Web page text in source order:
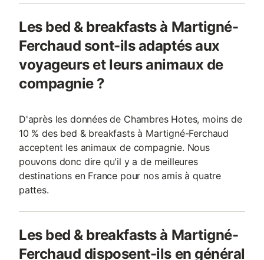
Les bed & breakfasts à Martigné-
Ferchaud sont-ils adaptés aux
voyageurs et leurs animaux de
compagnie ?
D'après les données de Chambres Hotes, moins de
10 % des bed & breakfasts à Martigné-Ferchaud
acceptent les animaux de compagnie. Nous
pouvons donc dire qu'il y a de meilleures
destinations en France pour nos amis à quatre
pattes.
Les bed & breakfasts à Martigné-
Ferchaud disposent-ils en général